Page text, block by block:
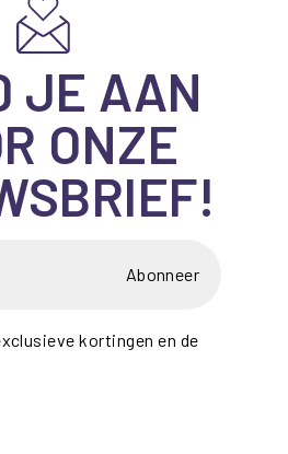
JE AAN
ONZE
Abonneer
kortingen en de